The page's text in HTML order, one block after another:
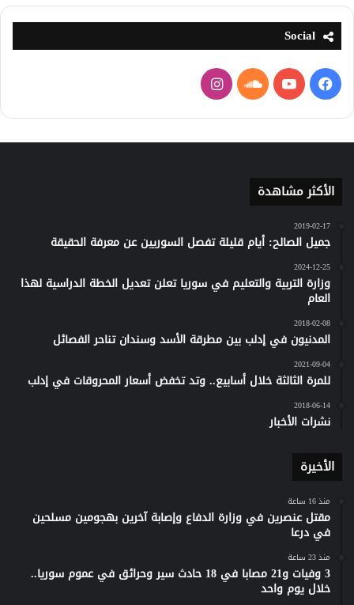
Social
فيسبوكيوتيوبساوند
كلاود
انستقرام
الأكثر مشاهدة
2019-02-17
جميل الصالح: أيام قليلة تفصل السوريين عن معرفة الحقيقة
2024-12-25
وزارة التربية والتعليم في سوريا تعلن تعديل الخطة الدراسية لهذا
العام
2018-02-08
المدنيون في إدلب بين مطرقة الأسد وسندان تناحر الفصائل
2021-09-04
للمرة الثالثة خلال أسابيع.. وتد تخفض أسعار المحروقات في إدلب
2018-06-14
نشرات الأخبار
الأخيرة
منذ 16 ساعة
مقتل عنصرين في وزارة الدفاع وإصابة آخرين بهجومين مسلحين
في درعا
منذ 23 ساعة
3 وفيات و21 مصابا في 18 حادث سير وحرائق في عموم سوريا..
خلال يوم واحد